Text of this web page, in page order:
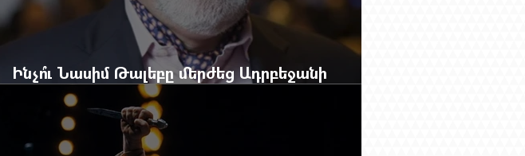
Ինչո՞ւ Նասիմ Թալեբը մերժեց Ադրբեջանի
հրավերքը և պաշտպանեց Ռուբեն Վարդանյանին